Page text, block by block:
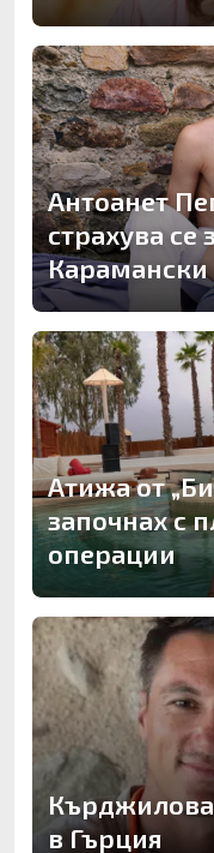
Антоанет
страхува се
Карамански
Атижа от
започнах с
операции
в Гърция